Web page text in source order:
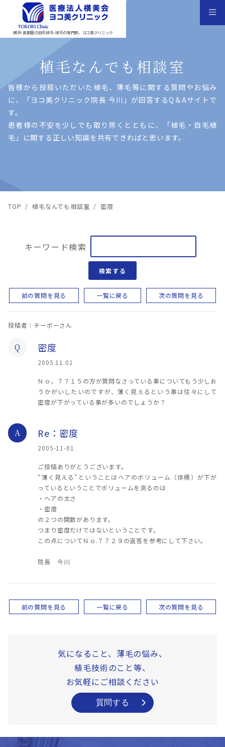
横浜･首都圏の自毛植毛･植毛の専門医、ヨコ美クリニック
植毛なんでも相談室
皆様から投稿いただいた植⽑、薄⽑等に関する質問やお悩み
に、「ヨコ美クリニック院⻑ 今川」が回答するQ＆Aサイトで
す。
患者様の不安を少しでも取り除くとともに、「植⽑・⾃⽑植
⽑」に関する正しい知識を共有できればと思います。
TOP / 植毛なんでも相談室 / 密度
キーワード検索
検索する
前の質問を見る 一覧に戻る 次の質問を見る
投稿者：チーボーさん
Q 密度
2005.11.01
Ｎｏ，７７１５の方が質問なさっている事についてもう少しお
うかがいしたいのですが、薄く見えるという事は往々にして
密度が下がっている事が多いのでしょうか？
A Re：密度
2005-11-01
ご投稿ありがとうございます。
“薄く見える”ということはヘアのボリューム（体積）が下が
っているということでボリュームを測るのは
・ヘアの太さ
・密度
の２つの関数があります。
つまり密度だけではないということです。
この点についてＮｏ.７７２９の返答を参考にして下さい。
院長 今川
前の質問を見る 一覧に戻る 次の質問を見る
気になること、薄毛の悩み、
植毛技術のこと等、
お気軽にご相談ください
質問する